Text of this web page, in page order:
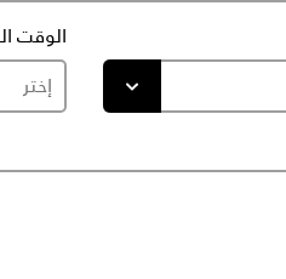
الوقت